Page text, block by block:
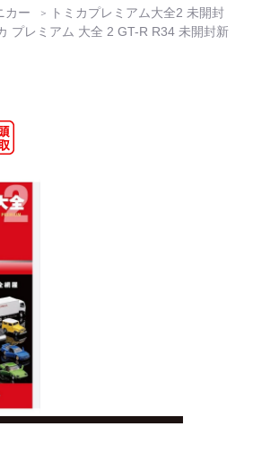
カー
トミカプレミアム大全2 未開封
プレミアム 大全 2 GT-R R34 未開封新